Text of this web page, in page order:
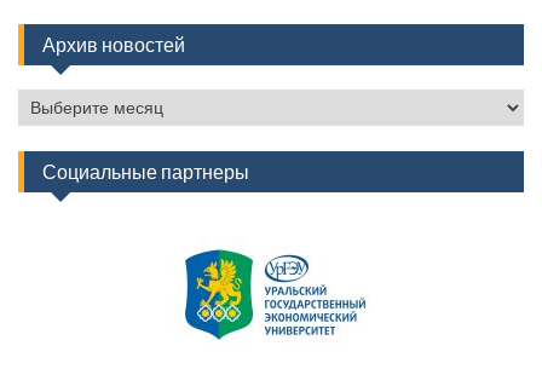
Архив новостей
Архив
новостей
Социальные партнеры